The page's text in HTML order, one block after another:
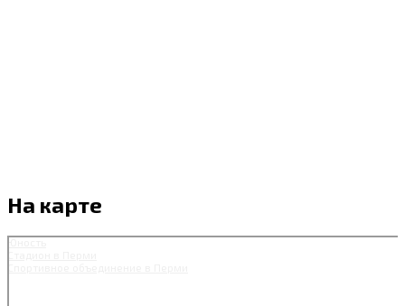
На карте
Юность